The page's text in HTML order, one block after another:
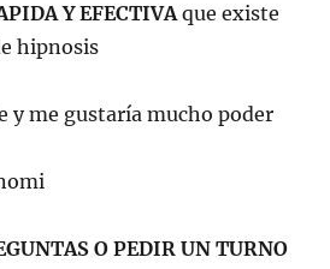
Y EFECTIVAque existe
hipnosis
y me gustaría mucho poder
O PEDIR UN TURNO